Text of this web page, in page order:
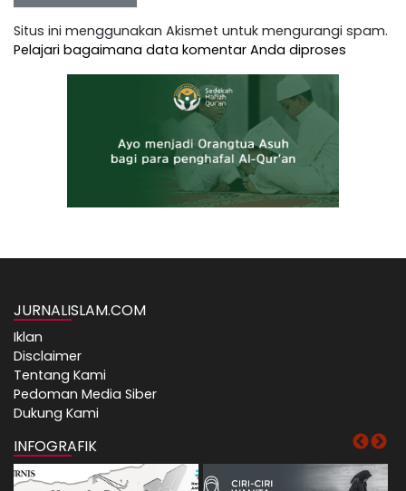
Situs ini menggunakan Akismet untuk mengurangi spam.
Pelajari bagaimana data komentar Anda diproses
JURNALISLAM.COM
Iklan
Disclaimer
Tentang Kami
Pedoman Media Siber
Dukung Kami
INFOGRAFIK